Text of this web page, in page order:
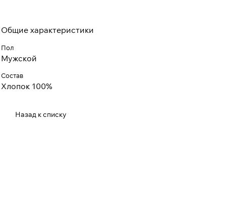
Общие характеристики
Пол
Мужской
Состав
Хлопок 100%
Назад к списку